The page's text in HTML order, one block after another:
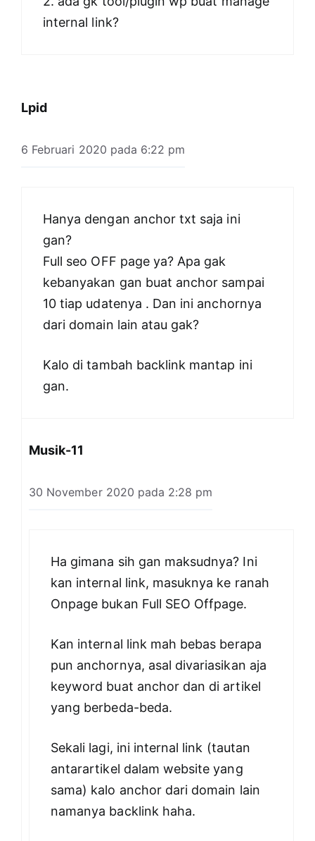
internal link?
Lpid
6 Februari 2020 pada 6:22 pm
Hanya dengan anchor txt saja ini
gan?
Full seo OFF page ya? Apa gak
kebanyakan gan buat anchor sampai
10 tiap udatenya . Dan ini anchornya
dari domain lain atau gak?
Kalo di tambah backlink mantap ini
gan.
Musik-11
30 November 2020 pada 2:28 pm
Ha gimana sih gan maksudnya? Ini
kan internal link, masuknya ke ranah
Onpage bukan Full SEO Offpage.
Kan internal link mah bebas berapa
pun anchornya, asal divariasikan aja
keyword buat anchor dan di artikel
yang berbeda-beda.
Sekali lagi, ini internal link (tautan
antarartikel dalam website yang
sama) kalo anchor dari domain lain
namanya backlink haha.